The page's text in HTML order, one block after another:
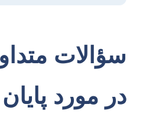
در مورد